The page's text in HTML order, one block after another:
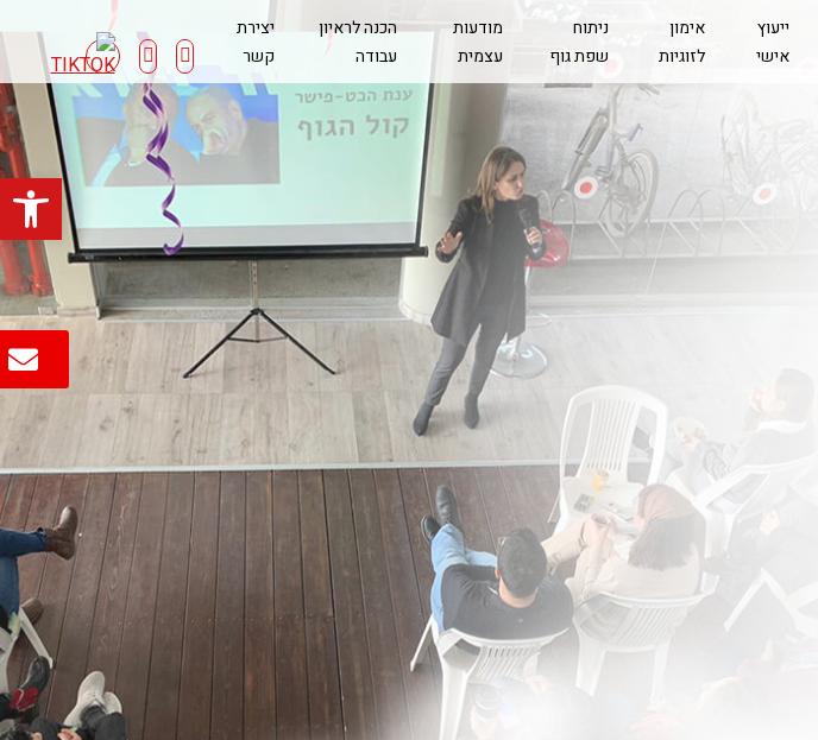
ייעוץ
אישי
אימון
לזוגיות
ניתוח
שפת גוף
מודעות
עצמית
הכנה לראיון
עבודה
יצירת
קשר
פתח